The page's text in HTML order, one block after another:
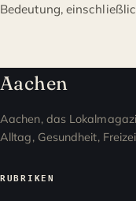
Bedeutung,
Aachen
Aachen, das
Alltag, Gesundheit,
RUBRIKEN